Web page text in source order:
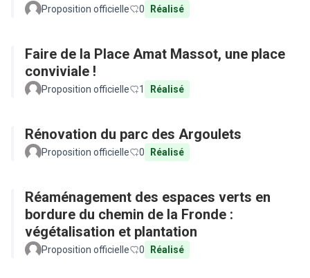
Proposition officielle 0 Réalisé
Faire de la Place Amat Massot, une place
conviviale !
Proposition officielle 1 Réalisé
Rénovation du parc des Argoulets
Proposition officielle 0 Réalisé
Réaménagement des espaces verts en
bordure du chemin de la Fronde :
végétalisation et plantation
Proposition officielle 0 Réalisé